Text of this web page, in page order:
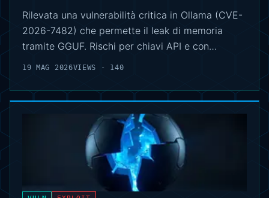
Rilevata una vulnerabilità critica in Ollama (CVE-
2026-7482) che permette il leak di memoria
tramite GGUF. Rischi per chiavi API e con…
19 MAG 2026VIEWS - 140